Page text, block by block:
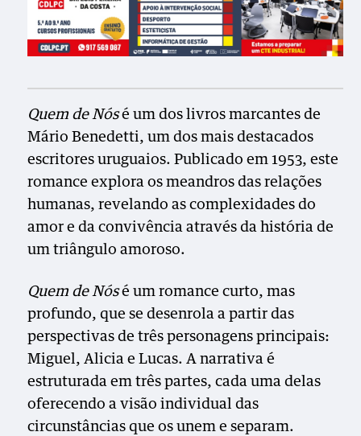
Quem de Nósé um dos livros marcantes de
Mário Benedetti, um dos mais destacados
escritores uruguaios. Publicado em 1953, este
romance explora os meandros das relações
humanas, revelando as complexidades do
amor e da convivência através da história de
um triângulo amoroso.
Quem de Nósé um romance curto, mas
profundo, que se desenrola a partir das
perspectivas de três personagens principais:
Miguel, Alicia e Lucas. A narrativa é
estruturada em três partes, cada uma delas
oferecendo a visão individual das
circunstâncias que os unem e separam.